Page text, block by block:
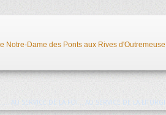
... AU SERVICE DE LA FOI ... AU SERVICE DE LA